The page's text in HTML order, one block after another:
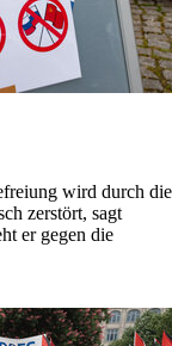
wird durch die
zerstört, sagt
er gegen die